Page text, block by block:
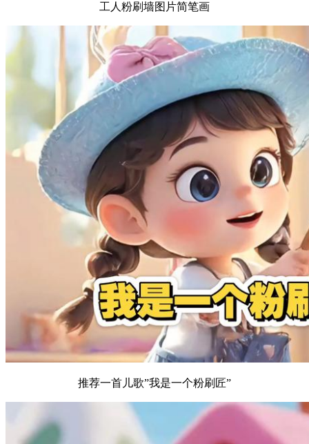
工人粉刷墙图片简笔画
推荐一首儿歌”我是一个粉刷匠”